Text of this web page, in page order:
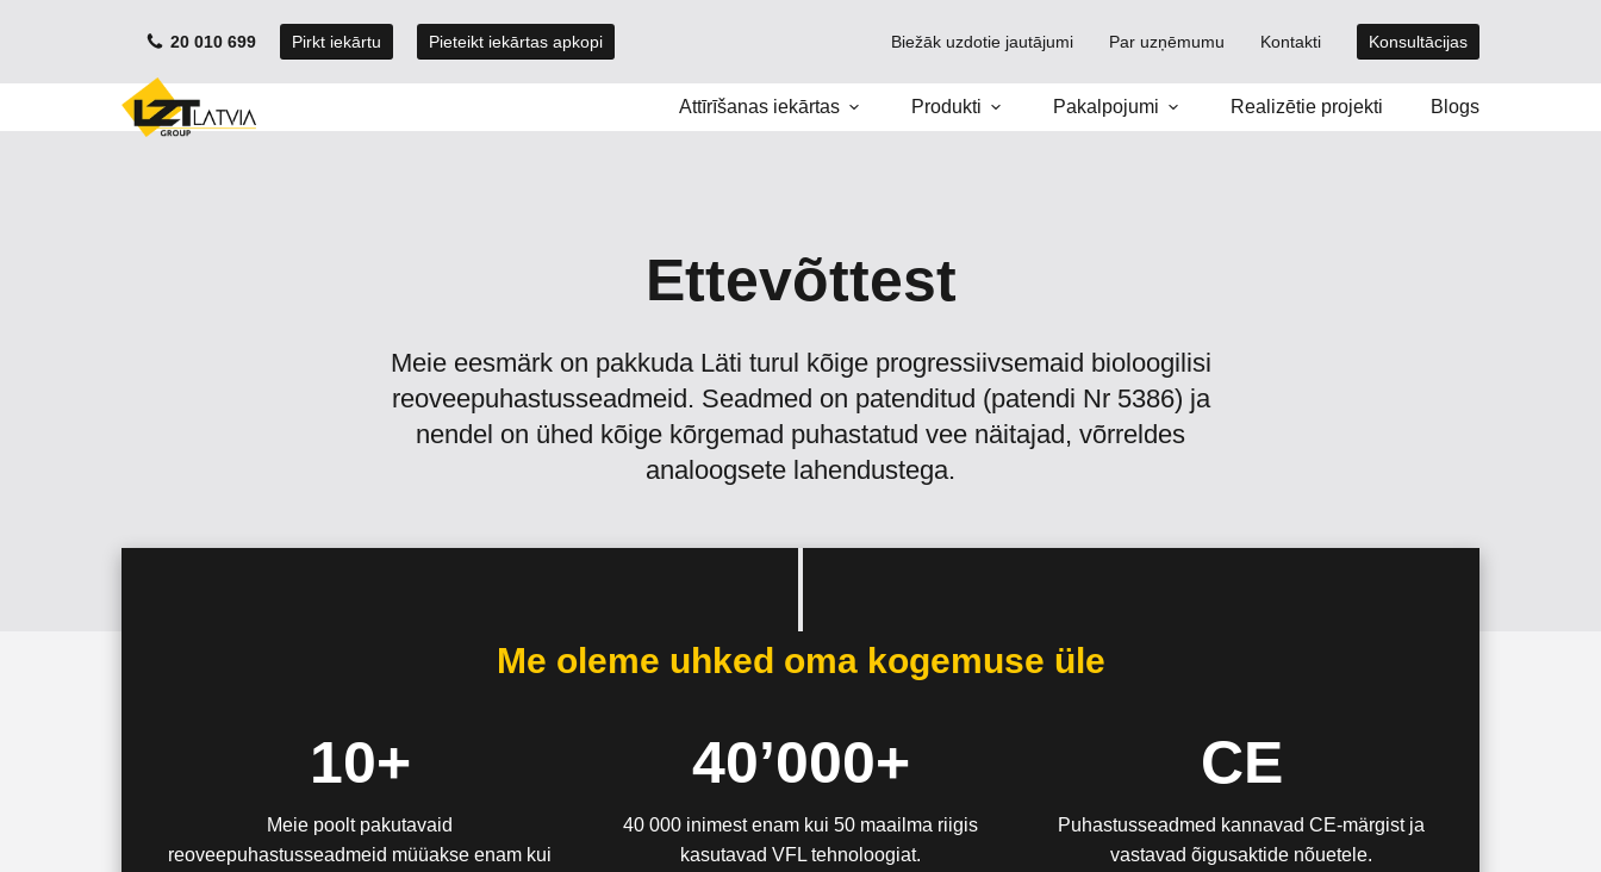
20 010 699 Pirkt iekārtu Pieteikt iekārtas apkopi Biežāk uzdotie jautājumi Par uzņēmumu Kontakti Konsultācijas
Attīrīšanas iekārtas Produkti Pakalpojumi Realizētie projekti Blogs
Ettevõttest
Meie eesmärk on pakkuda Läti turul kõige progressiivsemaid bioloogilisi
reoveepuhastusseadmeid. Seadmed on patenditud (patendi Nr 5386) ja
nendel on ühed kõige kõrgemad puhastatud vee näitajad, võrreldes
analoogsete lahendustega.
Me oleme uhked oma kogemuse üle
10+
Meie poolt pakutavaid
reoveepuhastusseadmeid müüakse enam kui
40’000+
40 000 inimest enam kui 50 maailma riigis
kasutavad VFL tehnoloogiat.
CE
Puhastusseadmed kannavad CE‐märgist ja
vastavad õigusaktide nõuetele.